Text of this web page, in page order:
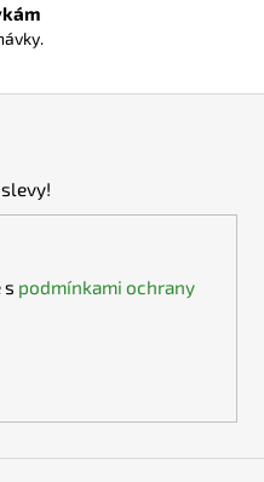
s podmínkami ochrany